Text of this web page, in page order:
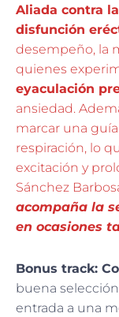
Aliada contra
disfunción
desempeño, la
quienes
eyaculación
ansiedad.
marcar una
respiración, lo
excitación y
Sánchez
acompaña la
en ocasiones
Bonus track:
buena
entrada a una